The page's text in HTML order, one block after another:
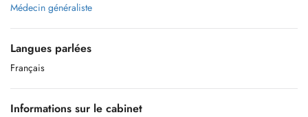
Médecin généraliste
Langues parlées
Français
Informations sur le cabinet